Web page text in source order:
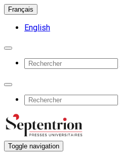
Français
English
Toggle navigation